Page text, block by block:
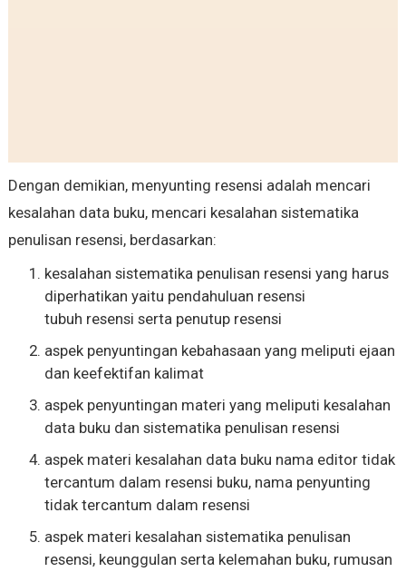
Dengan demikian, menyunting resensi adalah mencari
kesalahan data buku, mencari kesalahan sistematika
penulisan resensi, berdasarkan:
kesalahan sistematika penulisan resensi yang harus
diperhatikan yaitu pendahuluan resensi
tubuh resensi serta penutup resensi
aspek penyuntingan kebahasaan yang meliputi ejaan
dan keefektifan kalimat
aspek penyuntingan materi yang meliputi kesalahan
data buku dan sistematika penulisan resensi
aspek materi kesalahan data buku nama editor tidak
tercantum dalam resensi buku, nama penyunting
tidak tercantum dalam resensi
aspek materi kesalahan sistematika penulisan
resensi, keunggulan serta kelemahan buku, rumusan